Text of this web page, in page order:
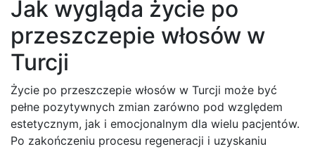
Jak wygląda życie po
przeszczepie włosów w
Turcji
Życie po przeszczepie włosów w Turcji może być
pełne pozytywnych zmian zarówno pod względem
estetycznym, jak i emocjonalnym dla wielu pacjentów.
Po zakończeniu procesu regeneracji i uzyskaniu